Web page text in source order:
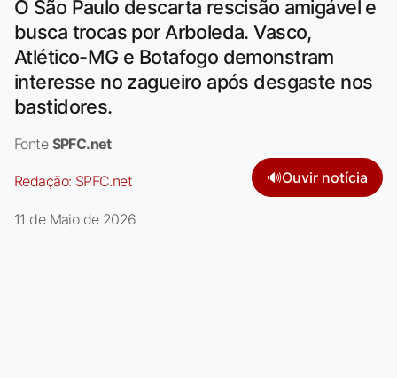
O São Paulo descarta rescisão amigável e
busca trocas por Arboleda. Vasco,
Atlético-MG e Botafogo demonstram
interesse no zagueiro após desgaste nos
bastidores.
Fonte SPFC.net
Redação: SPFC.net 🔊Ouvir notícia
11 de Maio de 2026